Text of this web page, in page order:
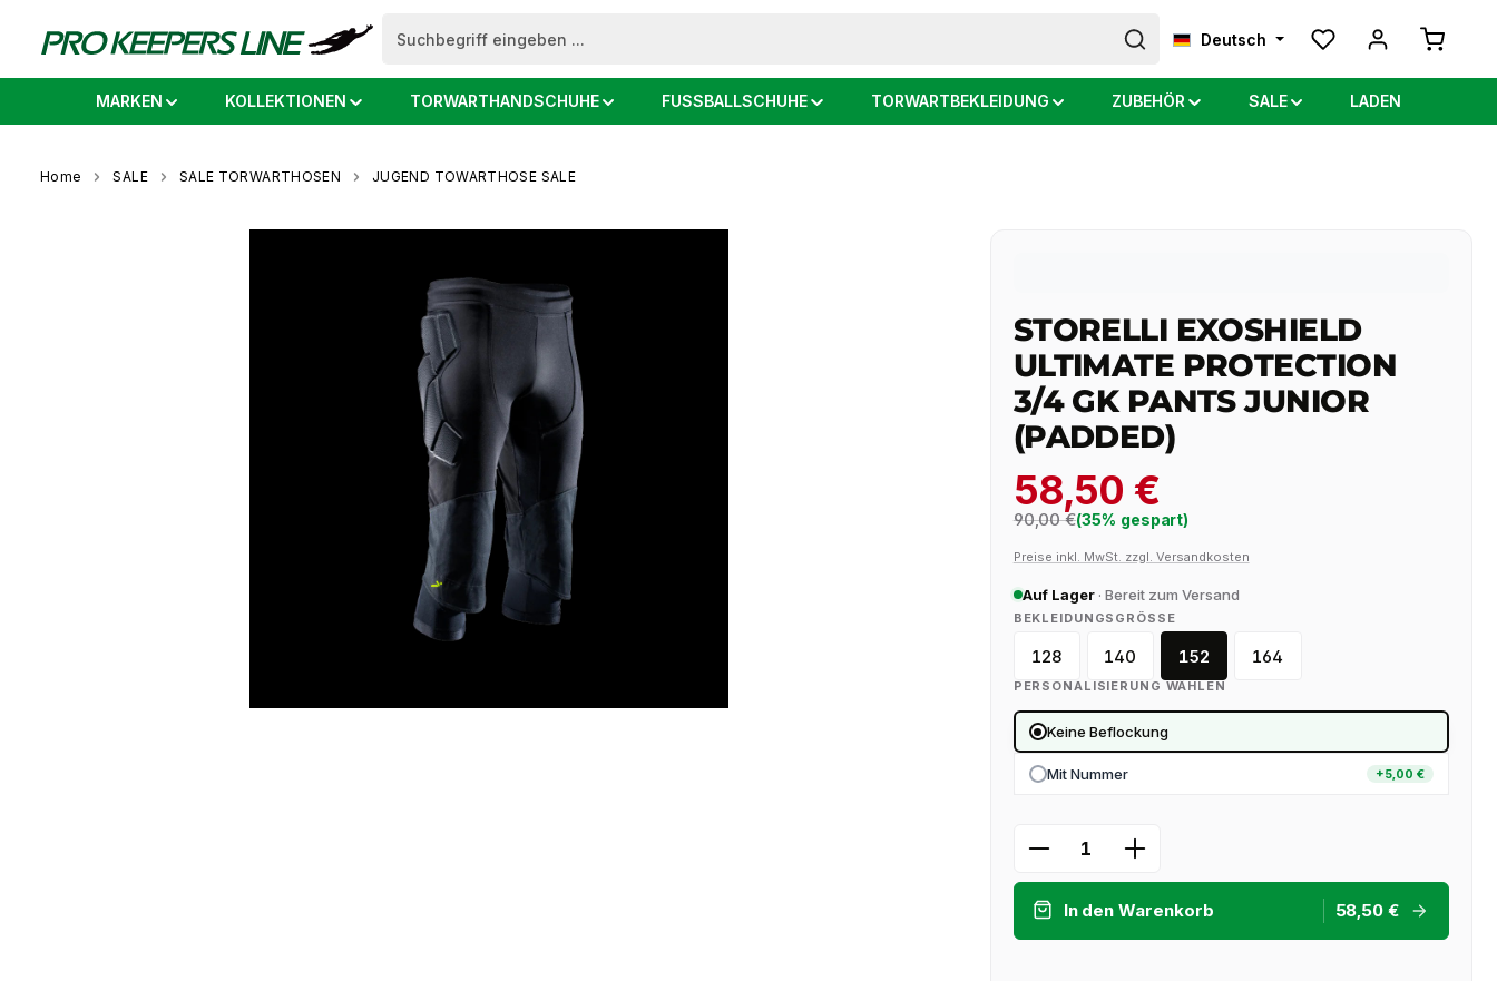
Deutsch
MARKEN KOLLEKTIONEN TORWARTHANDSCHUHE FUSSBALLSCHUHE TORWARTBEKLEIDUNG ZUBEHÖR SALE LADEN
Home SALE SALE TORWARTHOSEN JUGEND TOWARTHOSE SALE
STORELLI EXOSHIELD
ULTIMATE PROTECTION
3/4 GK PANTS JUNIOR
(PADDED)
58,50 €
Regulärer Preis:
90,00 €(35% gespart)
Preise inkl. MwSt. zzgl. Versandkosten
Auf Lager · Bereit zum Versand
BEKLEIDUNGSGRÖSSE
AUSWÄHLEN
128 140 152 164
PERSONALISIERUNG WÄHLEN
Keine Beflockung
Mit Nummer +5,00 €
Produkt Anzahl: Gib den
In den Warenkorb 58,50 €